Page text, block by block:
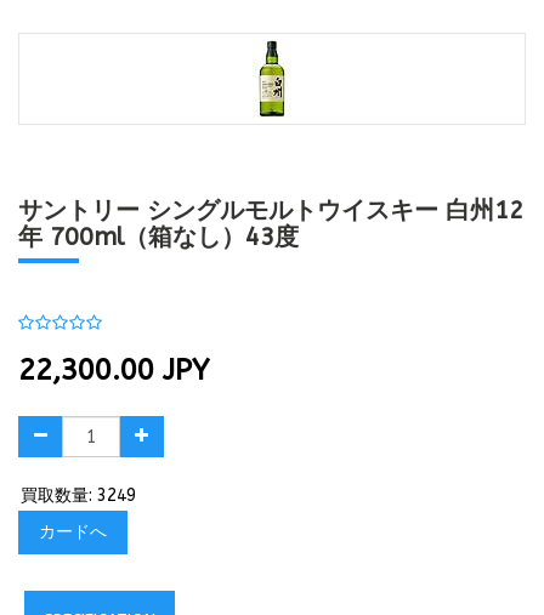
サントリー シングルモルトウイスキー 白州12
年 700ml（箱なし）43度
22,300.00 JPY
買取数量: 3249
カードへ